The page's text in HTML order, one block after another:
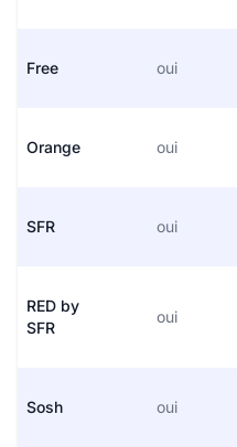
Free oui
Orange oui
SFR oui
RED by
SFR
oui
Sosh oui